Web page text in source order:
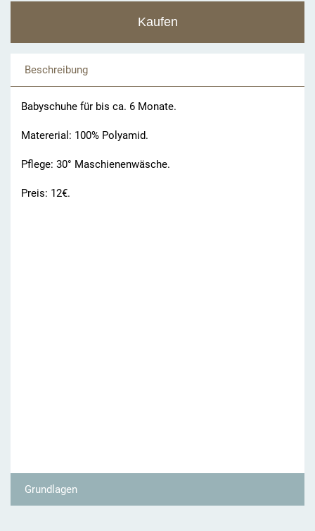
Beschreibung
Babyschuhe für bis ca. 6 Monate.
Matererial: 100% Polyamid.
Pflege: 30° Maschienenwäsche.
Preis: 12€.
Grundlagen